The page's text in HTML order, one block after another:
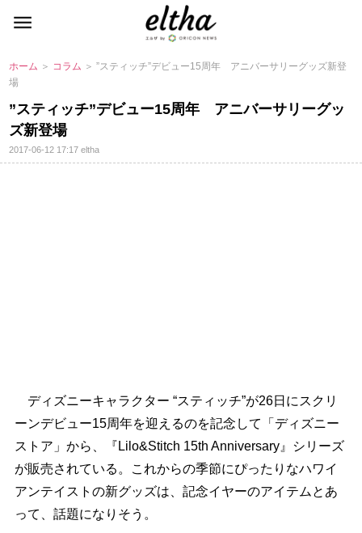
ホーム ＞ コラム ＞ ”スティッチ”デビュー15周年 アニバーサリーグッズ新登
場
”スティッチ”デビュー15周年 アニバーサリーグッ
ズ新登場
2017-06-12 17:17eltha
ディズニーキャラクター “スティッチ”が26日にスクリ
ーンデビュー15周年を迎えるのを記念して「ディズニー
ストア」から、『Lilo&Stitch 15th Anniversary』シリーズ
が販売されている。これからの季節にぴったりなハワイ
アンテイストの新グッズは、記念イヤーのアイテムとあ
って、話題になりそう。